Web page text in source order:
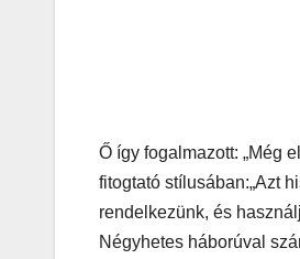
Ő így fogalmazott: „Még
fitogtató stílusában:„Azt
rendelkezünk, és
Négyhetes háborúval